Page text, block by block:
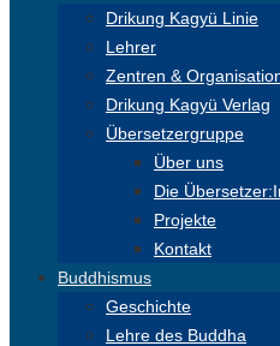
Drikung Kagyü Linie
Lehrer
Zentren &
Drikung Kagyü Verlag
Übersetzergruppe
Über uns
Die
Projekte
Kontakt
Buddhismus
Geschichte
Lehre des Buddha